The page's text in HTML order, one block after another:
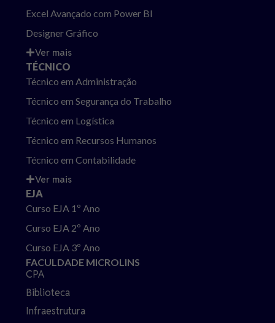
Excel Avançado com Power BI
Designer Gráfico
Ver mais
TÉCNICO
Técnico em Administração
Técnico em Segurança do Trabalho
Técnico em Logística
Técnico em Recursos Humanos
Técnico em Contabilidade
Ver mais
EJA
Curso EJA 1º Ano
Curso EJA 2º Ano
Curso EJA 3º Ano
FACULDADE MICROLINS
CPA
Biblioteca
Infraestrutura